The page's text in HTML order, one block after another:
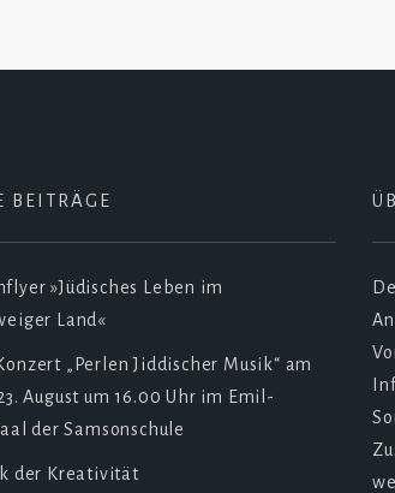
BEITRÄGE
»Jüdisches Leben im
Land«
„Perlen Jiddischer Musik“ am
August um 16.00 Uhr im Emil-
der Samsonschule
der Kreativität